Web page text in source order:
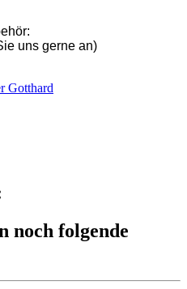
uns gerne an)
noch folgende